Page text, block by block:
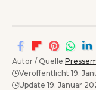
Autor / Quelle:
Veröffentlicht 19.
Update 19. Januar